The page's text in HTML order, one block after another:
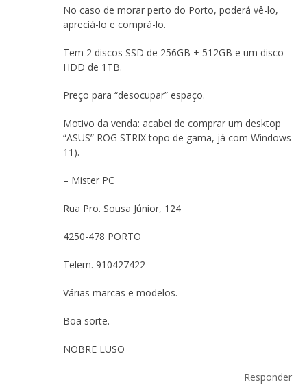
No caso de morar perto do Porto, poderá vê-lo,
apreciá-lo e comprá-lo.
Tem 2 discos SSD de 256GB + 512GB e um disco
HDD de 1TB.
Preço para “desocupar” espaço.
Motivo da venda: acabei de comprar um desktop
“ASUS” ROG STRIX topo de gama, já com Windows
11).
– Mister PC
Rua Pro. Sousa Júnior, 124
4250-478 PORTO
Telem. 910427422
Várias marcas e modelos.
Boa sorte.
NOBRE LUSO
Responder